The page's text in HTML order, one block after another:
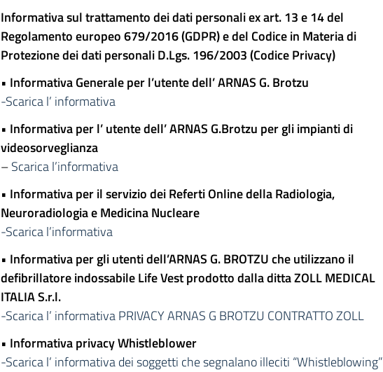
Informativa sul trattamento dei dati personali ex art. 13 e 14 del
Regolamento europeo 679/2016 (GDPR) e del Codice in Materia di
Protezione dei dati personali D.Lgs. 196/2003 (Codice Privacy)
• Informativa Generale per l’utente dell’ ARNAS G. Brotzu
-Scarica l’ informativa
• Informativa per l’ utente dell’ ARNAS G.Brotzu per gli impianti di
videosorveglianza
–Scarica l’informativa
• Informativa per il servizio dei Referti Online della Radiologia,
Neuroradiologia e Medicina Nucleare
-Scarica l’informativa
• Informativa per gli utenti dell’ARNAS G. BROTZU che utilizzano il
defibrillatore indossabile Life Vest prodotto dalla ditta ZOLL MEDICAL
ITALIA S.r.l.
-Scarica l’ informativa PRIVACY ARNAS G BROTZU CONTRATTO ZOLL
• Informativa privacy Whistleblower
-Scarica l’ informativa dei soggetti che segnalano illeciti “Whistleblowing”